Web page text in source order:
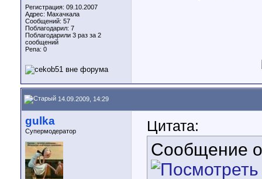
Регистрация: 09.10.2007
Адрес: Махачкала
Сообщений: 57
Поблагодарил: 7
Поблагодарили 3 раз за 2
сообщений
Репа: 0
14.09.2009, 14:29
gulka
Супермодератор Цитата:
Сообщение